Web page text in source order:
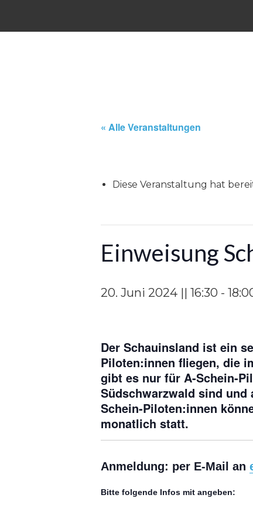
« Alle Veranstaltungen
Diese Veranstaltung hat
Einweisung
20. Juni 2024 || 16:30 -
Der Schauinsland ist ein
Piloten:innen fliegen, die
gibt es nur für A-Schein-
Südschwarzwald sind und
Schein-Piloten:innen
monatlich statt.
Anmeldung: per E-Mail an
Bitte folgende Infos mit angeben: